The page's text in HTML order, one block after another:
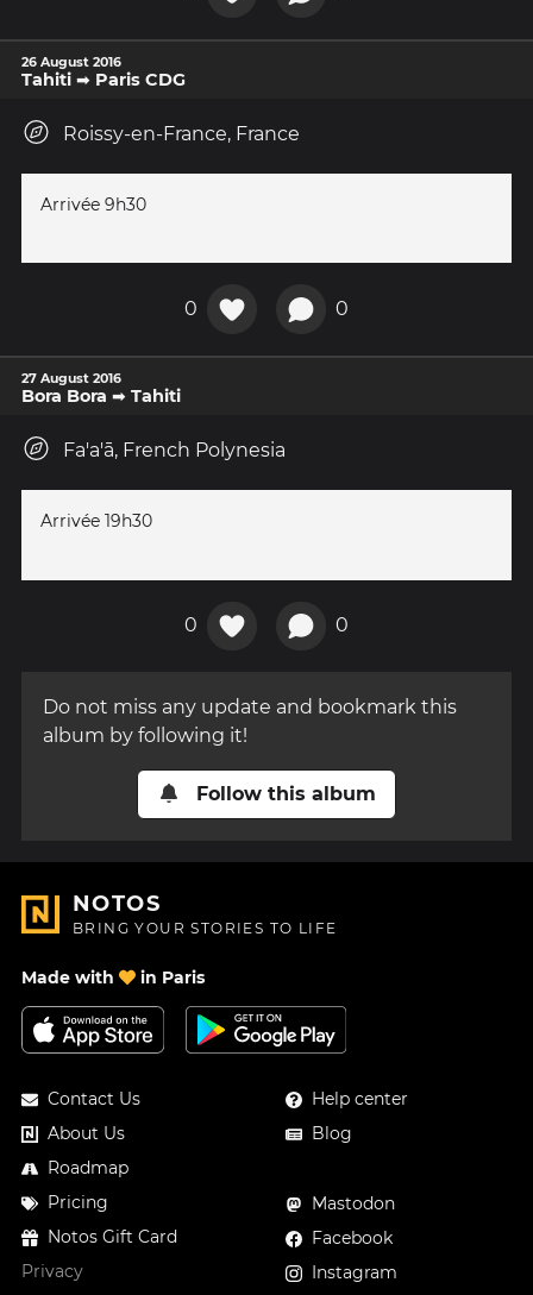
26 August 2016
Tahiti ➡ Paris CDG
Roissy-en-France, France
Arrivée 9h30
0 0
27 August 2016
Bora Bora ➡ Tahiti
Fa'a'ā, French Polynesia
Arrivée 19h30
0 0
Do not miss any update and bookmark this
album by following it!
Follow this album
NOTOS
BRING YOUR STORIES TO LIFE
Made with in Paris
Contact Us
About Us
Roadmap
Pricing
Notos Gift Card
Privacy
Help center
Blog
Mastodon
Facebook
Instagram